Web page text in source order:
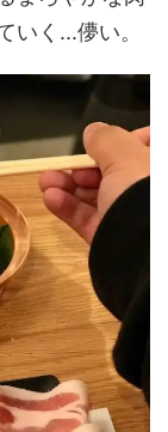
いく...儚い。